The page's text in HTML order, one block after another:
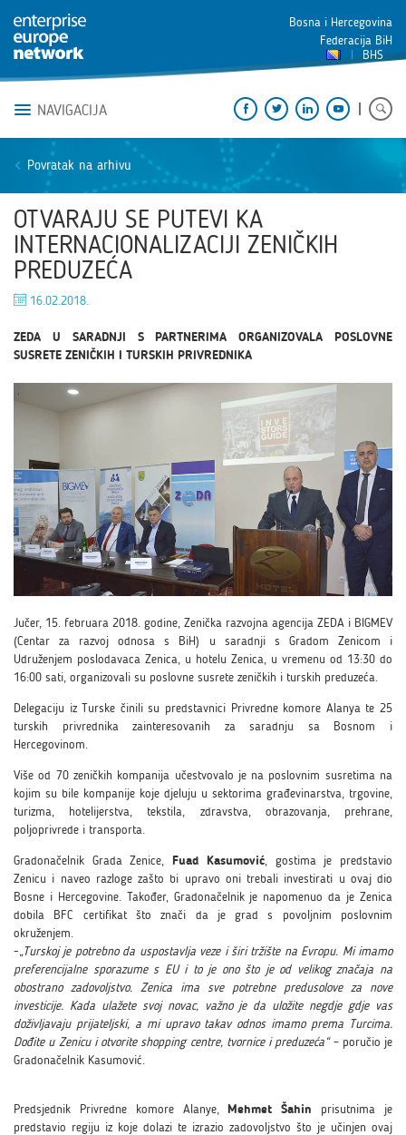
Bosna i Hercegovina
Federacija BiH
BHS
NAVIGACIJA
Povratak na arhivu
OTVARAJU SE PUTEVI KA
INTERNACIONALIZACIJI ZENIČKIH
PREDUZEĆA
16.02.2018.
ZEDA U SARADNJI S PARTNERIMA ORGANIZOVALA POSLOVNE
SUSRETE ZENIČKIH I TURSKIH PRIVREDNIKA
Jučer, 15. februara 2018. godine, Zenička razvojna agencija ZEDA i BIGMEV
(Centar za razvoj odnosa s BiH) u saradnji s Gradom Zenicom i
Udruženjem poslodavaca Zenica, u hotelu Zenica, u vremenu od 13:30 do
16:00 sati, organizovali su poslovne susrete zeničkih i turskih preduzeća.
Delegaciju iz Turske činili su predstavnici Privredne komore Alanya te 25
turskih privrednika zainteresovanih za saradnju sa Bosnom i
Hercegovinom.
Više od 70 zeničkih kompanija učestvovalo je na poslovnim susretima na
kojim su bile kompanije koje djeluju u sektorima građevinarstva, trgovine,
turizma, hotelijerstva, tekstila, zdravstva, obrazovanja, prehrane,
poljoprivrede i transporta.
Gradonačelnik Grada Zenice,
Fuad Kasumović, gostima je predstavio
Zenicu i naveo razloge zašto bi upravo oni trebali investirati u ovaj dio
Bosne i Hercegovine. Također, Gradonačelnik je napomenuo da je Zenica
dobila BFC certifikat što znači da je grad s povoljnim poslovnim
okruženjem.
-„Turskoj je potrebno da uspostavlja veze i širi tržište na Evropu. Mi imamo
preferencijalne sporazume s EU i to je ono što je od velikog značaja na
obostrano zadovoljstvo. Zenica ima sve potrebne predusolove za nove
investicije. Kada ulažete svoj novac, važno je da uložite negdje gdje vas
doživljavaju prijateljski, a mi upravo takav odnos imamo prema Turcima.
Dođite u Zenicu i otvorite shopping centre, tvornice i preduzeća“– poručio je
Gradonačelnik Kasumović.
Predsjednik Privredne komore Alanye,Mehmet Šahin
prisutnima je
predstavio regiju iz koje dolazi te izrazio zadovoljstvo što je učinjen ovaj